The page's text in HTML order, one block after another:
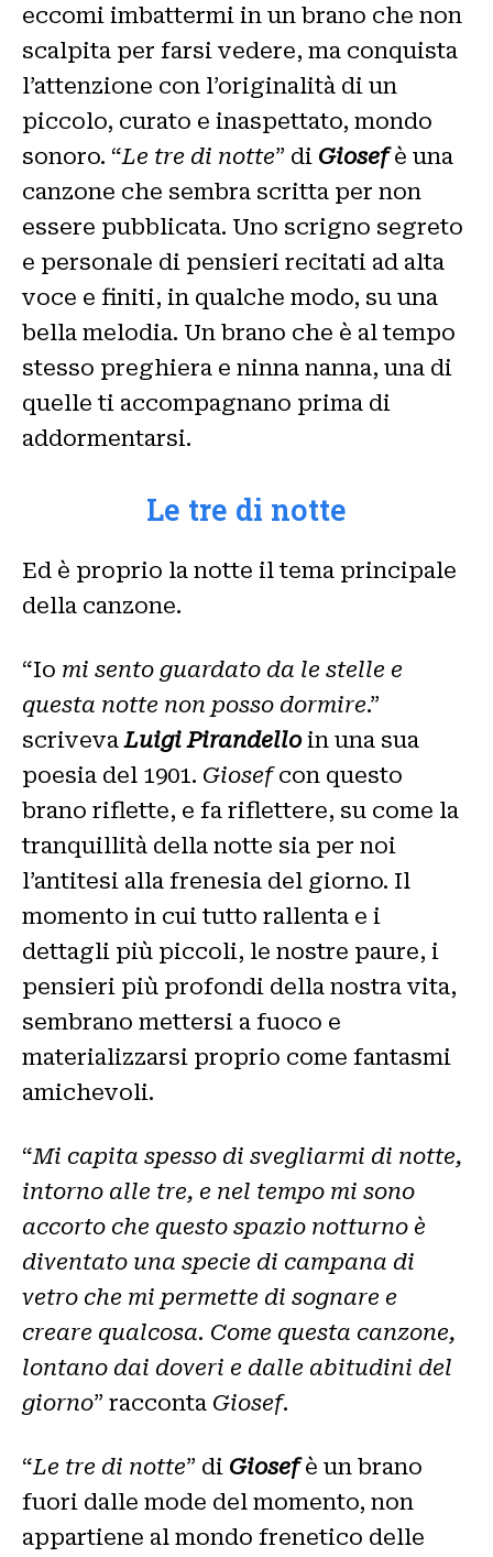
eccomi imbattermi in un brano che non
scalpita per farsi vedere, ma conquista
l’attenzione con l’originalità di un
piccolo, curato e inaspettato, mondo
sonoro. “Le tre di notte” di Giosefè una
canzone che sembra scritta per non
essere pubblicata. Uno scrigno segreto
e personale di pensieri recitati ad alta
voce e finiti, in qualche modo, su una
bella melodia. Un brano che è al tempo
stesso preghiera e ninna nanna, una di
quelle ti accompagnano prima di
addormentarsi.
Le tre di notte
Ed è proprio la notte il tema principale
della canzone.
“Io mi sento guardato da le stelle e
questa notte non posso dormire.”
scrivevaLuigi Pirandelloin una sua
poesia del 1901. Giosefcon questo
brano riflette, e fa riflettere, su come la
tranquillità della notte sia per noi
l’antitesi alla frenesia del giorno. Il
momento in cui tutto rallenta e i
dettagli più piccoli, le nostre paure, i
pensieri più profondi della nostra vita,
sembrano mettersi a fuoco e
materializzarsi proprio come fantasmi
amichevoli.
“Mi capita spesso di svegliarmi di notte,
intorno alle tre, e nel tempo mi sono
accorto che questo spazio notturno è
diventato una specie di campana di
vetro che mi permette di sognare e
creare qualcosa. Come questa canzone,
lontano dai doveri e dalle abitudini del
giorno” racconta Giosef.
“Le tre di notte” di Giosefè un brano
fuori dalle mode del momento, non
appartiene al mondo frenetico delle